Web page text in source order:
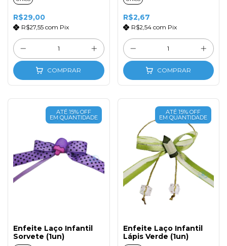
R$29,00
R$27,55 com Pix
COMPRAR
R$2,67
R$2,54 com Pix
COMPRAR
ATÉ 15% OFF
EM QUANTIDADE
Enfeite Laço Infantil
Sorvete (1un)
ATÉ 15% OFF
EM QUANTIDADE
Enfeite Laço Infantil
Lápis Verde (1un)